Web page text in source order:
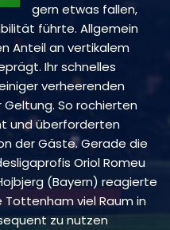
gern etwas fallen,
führte. Allgemein
Anteil an vertikalem
Ihr schnelles
verheerenden
So rochierten
und überforderten
der Gäste. Gerade die
Oriol Romeu
(Bayern) reagierte
viel Raum in
zu nutzen